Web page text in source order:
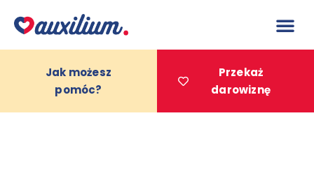
treści
Jak możesz
pomóc?
Przekaż
darowiznę